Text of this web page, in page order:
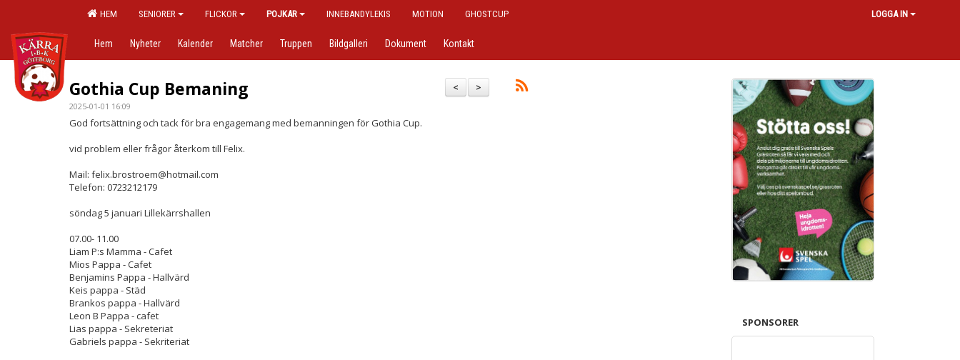
HEM SENIORER FLICKOR POJKAR INNEBANDYLEKIS MOTION GHOSTCUP LOGGA IN
Hem Nyheter Kalender Matcher Truppen Bildgalleri Dokument Kontakt
>
<
Gothia Cup Bemaning
2025-01-01 16:09
God fortsättning och tack för bra engagemang med bemanningen för Gothia Cup.
vid problem eller frågor återkom till Felix.
Mail: felix.brostroem@hotmail.com
Telefon: 0723212179
söndag 5 januari Lillekärrshallen
07.00- 11.00
Liam P:s Mamma - Cafet
Mios Pappa - Cafet
Benjamins Pappa - Hallvärd
Keis pappa - Städ
Brankos pappa - Hallvärd
Leon B Pappa - cafet
Lias pappa - Sekreteriat
Gabriels pappa - Sekriteriat
SPONSORER